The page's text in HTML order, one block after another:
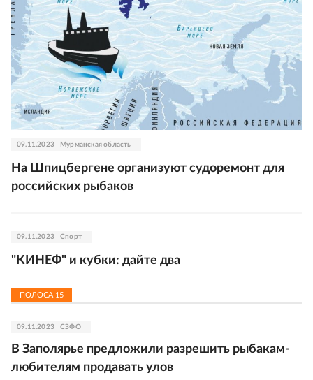
09.11.2023 Мурманская область
На Шпицбергене организуют судоремонт для
российских рыбаков
09.11.2023 Спорт
"КИНЕФ" и кубки: дайте два
ПОЛОСА 15
09.11.2023 СЗФО
В Заполярье предложили разрешить рыбакам-
любителям продавать улов